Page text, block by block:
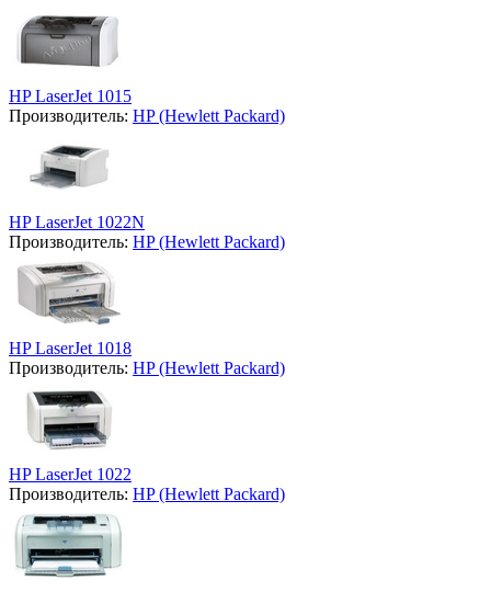
HP LaserJet 1015
Производитель: HP (Hewlett Packard)
HP LaserJet 1022N
Производитель: HP (Hewlett Packard)
HP LaserJet 1018
Производитель: HP (Hewlett Packard)
HP LaserJet 1022
Производитель: HP (Hewlett Packard)